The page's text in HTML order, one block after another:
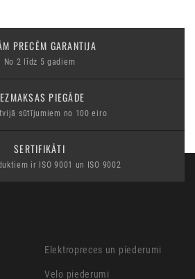
PRECĒM GARANTIJA
No 2 līdz 5 gadiem
PIEGĀDE
sūtījumiem no 100 eiro
SERTIFIKĀTI
ir ISO 9001 un ISO 9002
Elektropreces un piederumi
Velo piederumi